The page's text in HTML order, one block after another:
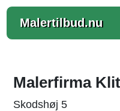
Malertilbud.nu
Malerfirma
Skodshøj 5